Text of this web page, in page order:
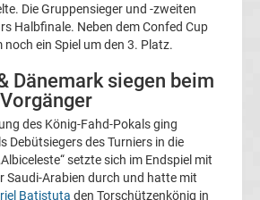
Die Gruppensieger und -zweiten
Halbfinale. Neben dem Confed Cup
noch ein Spiel um den 3. Platz.
Dänemark siegen beim
des König-Fahd-Pokals ging
Debütsiegers des Turniers in die
setzte sich im Endspiel mit
Saudi-Arabien durch und hatte mit
Batistuta den Torschützenkönig in